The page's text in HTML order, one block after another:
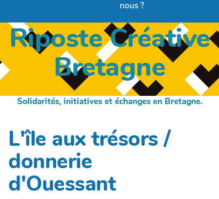
nous ?
Riposte Créative
Bretagne
Solidarités, initiatives et échanges en Bretagne.
L'île aux trésors /
donnerie
d'Ouessant